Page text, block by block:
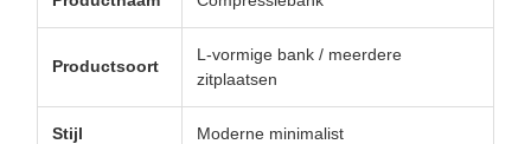
Productsoort
L-vormige bank / meerdere
zitplaatsen
Stijl Moderne minimalist